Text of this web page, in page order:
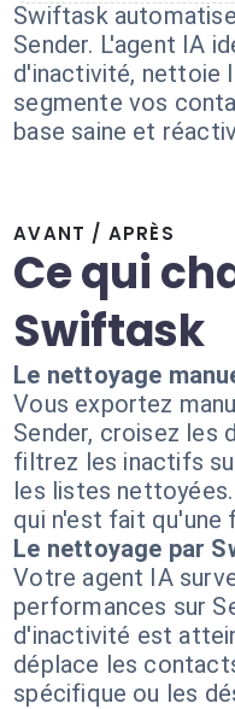
Swiftask
Sender. L'agent IA
d'inactivité, nettoie
segmente vos
base saine et
AVANT / APRÈS
Ce qui
Swiftask
Le nettoyage
Vous exportez
Sender, croisez les
filtrez les inactifs
les listes
qui n'est fait qu'une
Le nettoyage par
Votre agent IA
performances sur
d'inactivité est
déplace les
spécifique ou les